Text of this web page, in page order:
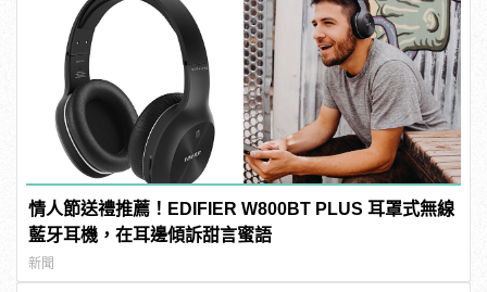
情人節送禮推薦！EDIFIER W800BT PLUS 耳罩式無線
藍牙耳機，在耳邊傾訴甜言蜜語
新聞